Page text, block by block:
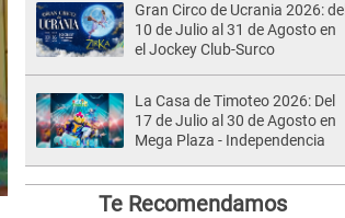
Gran Circo de Ucrania 2026: del
10 de Julio al 31 de Agosto en
el Jockey Club-Surco
La Casa de Timoteo 2026: Del
17 de Julio al 30 de Agosto en
Mega Plaza - Independencia
Te Recomendamos